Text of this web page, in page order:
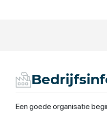
Een goede organisatie